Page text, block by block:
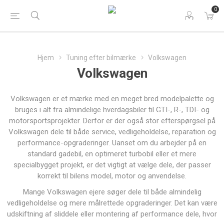
0
Hjem Tuning efter bilmærke Volkswagen
Volkswagen
Volkswagen er et mærke med en meget bred modelpalette og
bruges i alt fra almindelige hverdagsbiler til GTI-, R-, TDI- og
motorsportsprojekter. Derfor er der også stor efterspørgsel på
Volkswagen dele til både service, vedligeholdelse, reparation og
performance-opgraderinger. Uanset om du arbejder på en
standard gadebil, en optimeret turbobil eller et mere
specialbygget projekt, er det vigtigt at vælge dele, der passer
korrekt til bilens model, motor og anvendelse.
Mange Volkswagen ejere søger dele til både almindelig
vedligeholdelse og mere målrettede opgraderinger. Det kan være
udskiftning af sliddele eller montering af performance dele, hvor